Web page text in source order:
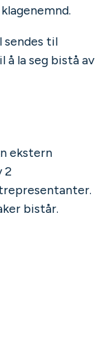
sendes til
la seg bistå av
ekstern
2
bistår.